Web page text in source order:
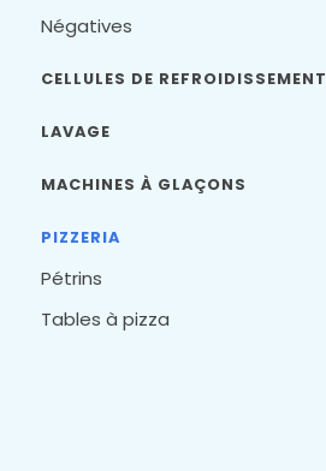
Négatives
CELLULES DE REFROIDISSEMENT
LAVAGE
MACHINES À GLAÇONS
PIZZERIA
Pétrins
Tables à pizza